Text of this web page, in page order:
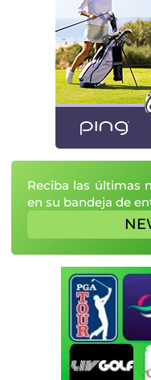
Reciba las últimas
en su bandeja de